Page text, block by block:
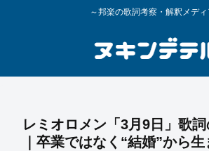
～邦楽の歌詞考察・解釈メディ
レミオロメン「3月9日」歌
｜卒業ではなく“結婚”から